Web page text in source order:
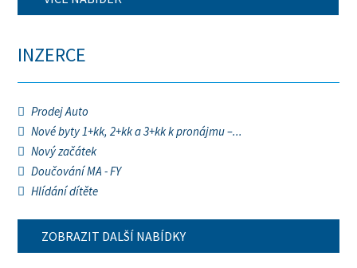
INZERCE
Prodej Auto
Nové byty 1+kk, 2+kk a 3+kk k pronájmu –...
Nový začátek
Doučování MA - FY
Hlídání dítěte
ZOBRAZIT DALŠÍ NABÍDKY